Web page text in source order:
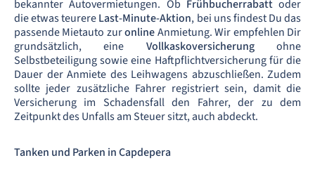
bekannter Autovermietungen. Ob Frühbucherrabattoder
die etwas teurereLast-Minute-Aktion, bei uns findest Du das
passende Mietauto zuronlineAnmietung. Wir empfehlen Dir
grundsätzlich, eine Vollkaskoversicherungohne
Selbstbeteiligung sowie eine Haftpflichtversicherung für die
Dauer der Anmiete des Leihwagens abzuschließen. Zudem
sollte jeder zusätzliche Fahrer registriert sein, damit die
Versicherung im Schadensfall den Fahrer, der zu dem
Zeitpunkt des Unfalls am Steuer sitzt, auch abdeckt.
Tanken und Parken in Capdepera